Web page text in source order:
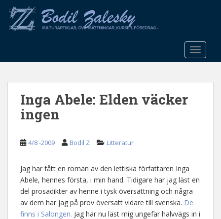
o
Inga Abele: Elden väcker
ingen
4/8 -2009 Bodil Z Litteratur
Jag har fått en roman av den lettiska författaren Inga
Abele, hennes första, i min hand. Tidigare har jag läst en
del prosadikter av henne i tysk översättning och några
av dem har jag på prov översatt vidare till svenska. De
finns i Salongen. Jag har nu läst mig ungefär halvvägs in i